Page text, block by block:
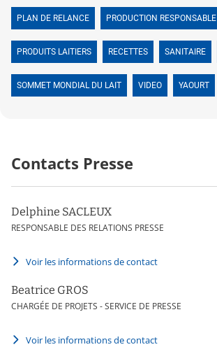
PLAN DE RELANCE PRODUCTION RESPONSABLE
PRODUITS LAITIERS RECETTES SANITAIRE
SOMMET MONDIAL DU LAIT VIDEO YAOURT
Contacts Presse
Delphine SACLEUX
RESPONSABLE DES RELATIONS PRESSE
Voir les informations de contact
Beatrice GROS
CHARGÉE DE PROJETS - SERVICE DE PRESSE
Voir les informations de contact